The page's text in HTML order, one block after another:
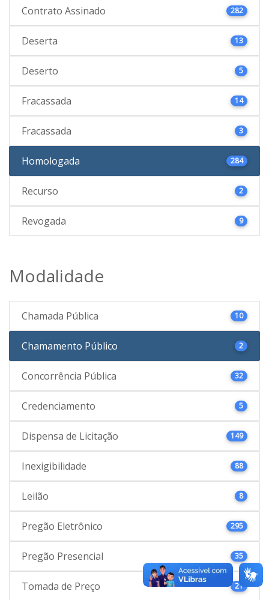
Contrato Assinado 282
Deserta 13
Deserto 5
Fracassada 14
Fracassada 3
Homologada 284
Recurso 2
Revogada 9
Modalidade
Chamada Pública 10
Chamamento Público 2
Concorrência Pública 32
Credenciamento 5
Dispensa de Licitação 149
Inexigibilidade 88
Leilão 8
Pregão Eletrônico 295
Pregão Presencial 35
Tomada de Preço 21